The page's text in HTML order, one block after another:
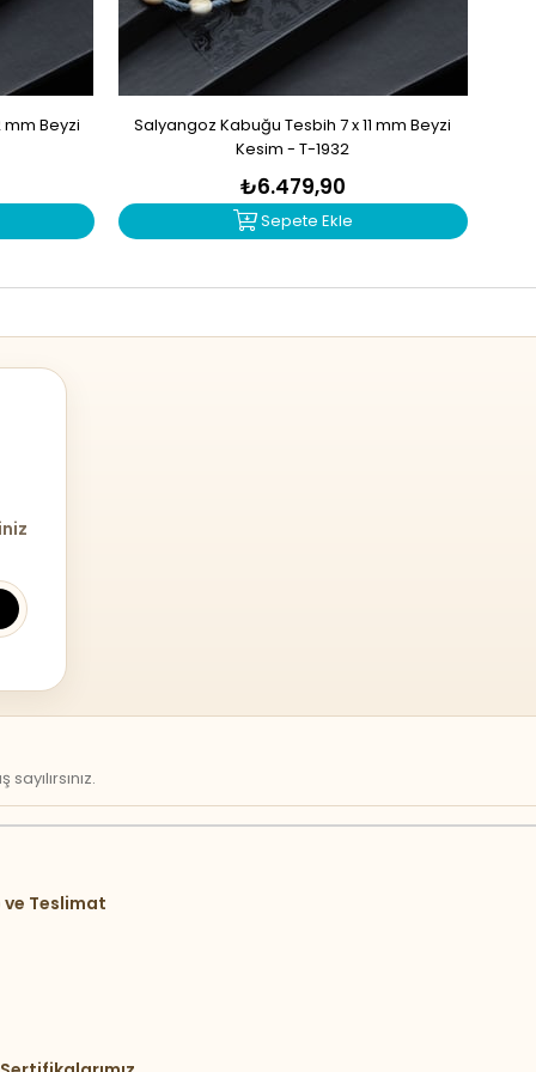
mm Beyzi
Salyangoz Kabuğu Tesbih 7 x 11 mm Beyzi
Kesim - T-1932
₺6.479,90
Sepete Ekle
ve Teslimat